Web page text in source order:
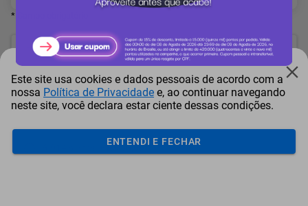
* Campo obrigatório
8.133 pontos
ou resgate por pontos + dinheiro
+ R$ 56,07
Este site usa cookies e dados pessoais de acordo com a
nossa Política de Privacidade e, ao continuar navegando
neste site, você declara estar ciente dessas condições.
ENTENDI E FECHAR